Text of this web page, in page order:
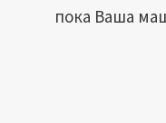
пока Ваша